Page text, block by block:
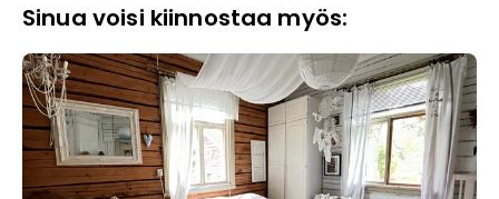
Sinua voisi kiinnostaa myös: